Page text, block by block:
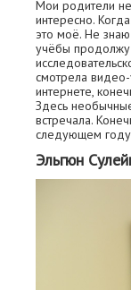
Мои родители
интересно.
это моё. Не
учёбы продолжу
смотрела
интернете,
Здесь
встречала.
следующем году
Эльгюн